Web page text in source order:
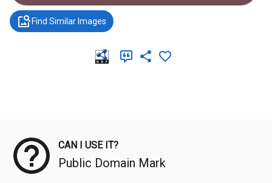
Find Similar Images
CAN I USE IT?
Public Domain Mark